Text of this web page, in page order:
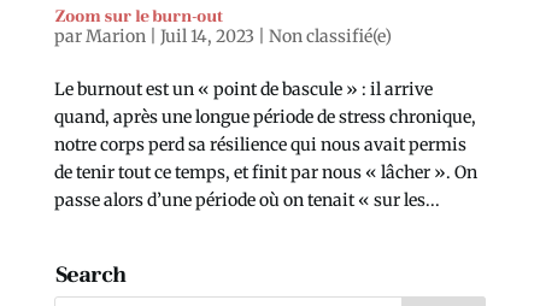
Zoom sur le burn-out
parMarion| Juil 14, 2023 Non classifié(e)
Le burnout est un « point de bascule » : il arrive
quand, après une longue période de stress chronique,
notre corps perd sa résilience qui nous avait permis
de tenir tout ce temps, et finit par nous « lâcher ». On
passe alors d’une période où on tenait « sur les...
Search